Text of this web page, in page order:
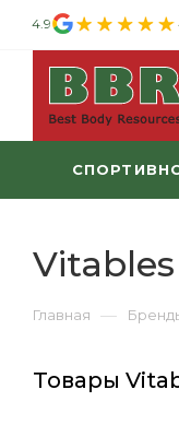
4.9
Vitables
Главная —
Товары